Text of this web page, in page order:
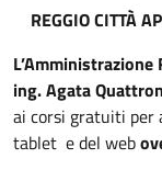
REGGIO CITTÀ
ing. Agata
ai corsi gratuiti per
tablet e del web